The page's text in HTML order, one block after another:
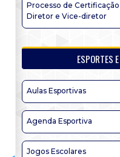
Processo de
Diretor e Vice-diretor
ESPORTES
Aulas Esportivas
Agenda Esportiva
Jogos Escolares